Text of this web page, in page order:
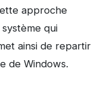
approche
qui
ainsi de repartir
de Windows.